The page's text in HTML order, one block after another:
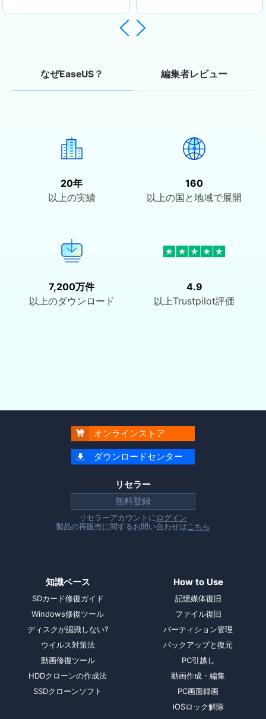
守るお手伝いができることを誇りに思


なぜEaseUS？ 編集者レビュー
20年
以上の実績
160
以上の国と地域で展開
7,200万件
以上のダウンロード
4.9
以上Trustpilot評価
 オンラインストア
 ダウンロードセンター
リセラー
無料登録
リセラーアカウントにログイン
製品の再販売に関するお問い合わせはこちら
知識ベース
SDカード修復ガイド
Windows修復ツール
ディスクが認識しない?
ウイルス対策法
動画修復ツール
HDDクローンの作成法
SSDクローンソフト
How to Use
記憶媒体復旧
ファイル復旧
パーティション管理
バックアップと復元
PC引越し
動画作成・編集
PC画面録画
iOSロック解除